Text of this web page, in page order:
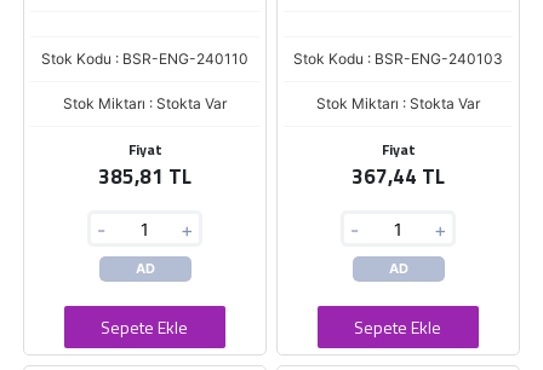
Stok Kodu : BSR-ENG-240110
Stok Miktarı : Stokta Var
Fiyat
385,81 TL
- +
AD
Sepete Ekle
Stok Kodu : BSR-ENG-240103
Stok Miktarı : Stokta Var
Fiyat
367,44 TL
- +
AD
Sepete Ekle